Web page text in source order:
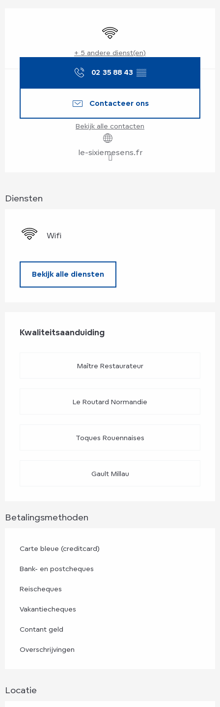
Wifi
+ 5 andere dienst(en)
02 35 88 43 ▒▒
Contacteer ons
Bekijk alle contacten
le-sixiemesens.fr
Diensten
Wifi
Bekijk alle diensten
Kwaliteitsaanduiding
Kwaliteitsaanduiding
Maître Restaurateur
Le Routard Normandie
Toques Rouennaises
Gault Millau
Betalingsmethoden
Carte bleue (creditcard)
Bank- en postcheques
Reischeques
Vakantiecheques
Contant geld
Overschrijvingen
Locatie